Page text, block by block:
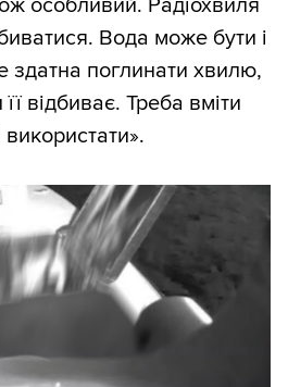
Вода може бути і
поглинати хвилю,
відбиває. Треба вміти